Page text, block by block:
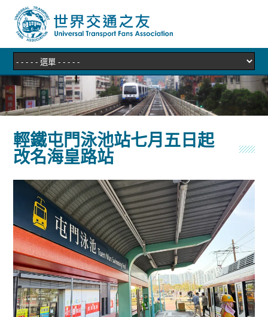
輕鐵屯門泳池站七月五日起
改名海皇路站